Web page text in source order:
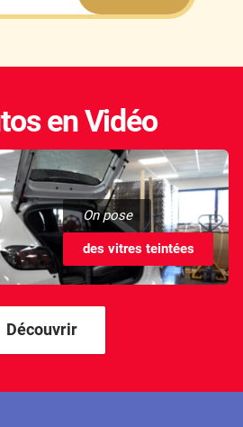
en Vidéo
On pose
des vitres teintées
Découvrir